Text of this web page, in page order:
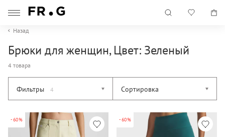
Назад
Брюки для женщин, Цвет: Зеленый
4 товара
Фильтры 4 Сортировка
-60% -60%